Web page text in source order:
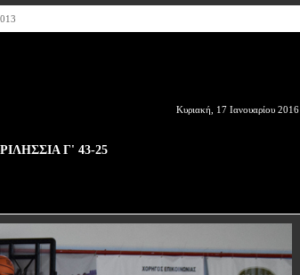
Κυριακή, 17 Ιανουαρίου 2016
Γ' 43-25